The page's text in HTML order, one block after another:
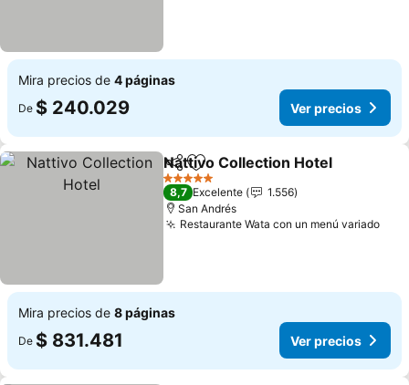
Mira precios de 4 páginas
De $ 240.029 Ver precios
CompartirAgregar a favoritos
Nattivo Collection Hotel
5 Estrellas
8,7 Excelente
1.556
San Andrés
Restaurante Wata con un menú variadoVer
Mira precios de 8 páginas
De $ 831.481 Ver precios